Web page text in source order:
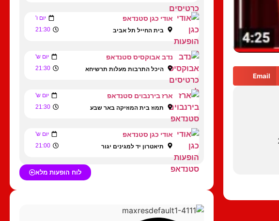
Email
אודי כגן סטנדאפ יום ו'
בית החייל תל אביב 21:30
נדב אבוקסיס סטנדאפ יום ש'
היכל התרבות מעלות תרשיחא 21:30
ארז בירנבוים סטנדאפ יום ש'
תמוז בית המוזיקה באר שבע 21:30
אודי כגן סטנדאפ יום ש'
תיאטרון יד למגינים יגור 21:00
לוח הופעות מלא